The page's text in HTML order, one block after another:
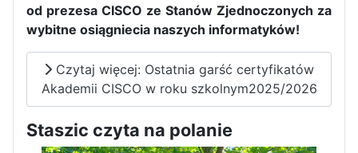
Pierwszy tydzień praktyk
zawodowych naszych uczniów
od prezesa CISCO ze Stanów Zjednoczonych za
wybitne osiągniecia naszych informatyków!
Czytaj więcej: Ostatnia garść certyfikatów
Akademii CISCO w roku szkolnym2025/2026
Staszic czyta na polanie